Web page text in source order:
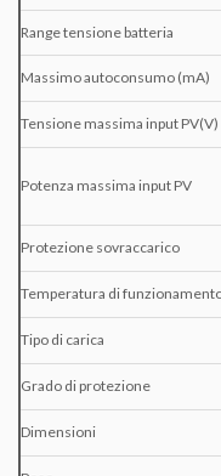
Range tensione batteria
Massimo autoconsumo (mA)
Tensione massima input PV(V)
Potenza massima input PV
Protezione sovraccarico
Temperatura di funzionamento
Tipo di carica
Grado di protezione
Dimensioni